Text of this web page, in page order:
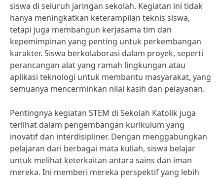
siswa di seluruh jaringan sekolah. Kegiatan ini tidak
hanya meningkatkan keterampilan teknis siswa,
tetapi juga membangun kerjasama tim dan
kepemimpinan yang penting untuk perkembangan
karakter. Siswa berkolaborasi dalam proyek, seperti
perancangan alat yang ramah lingkungan atau
aplikasi teknologi untuk membantu masyarakat, yang
semuanya mencerminkan nilai kasih dan pelayanan.
Pentingnya kegiatan STEM di Sekolah Katolik juga
terlihat dalam pengembangan kurikulum yang
inovatif dan interdisipliner. Dengan menggabungkan
pelajaran dari berbagai mata kuliah, siswa belajar
untuk melihat keterkaitan antara sains dan iman
mereka. Ini memberi mereka perspektif yang lebih